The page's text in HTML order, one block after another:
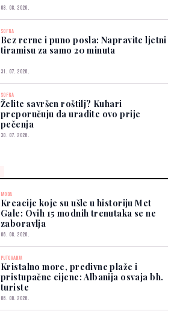
08. 08. 2026.
SOFRA
Bez rerne i puno posla: Napravite ljetni
tiramisu za samo 20 minuta
31. 07. 2026.
SOFRA
Želite savršen roštilj? Kuhari
preporučuju da uradite ovo prije
pečenja
30. 07. 2026.
MODA
Kreacije koje su ušle u historiju Met
Gale: Ovih 15 modnih trenutaka se ne
zaboravlja
06. 08. 2026.
PUTOVANJA
Kristalno more, predivne plaže i
pristupačne cijene: Albanija osvaja bh.
turiste
06. 08. 2026.